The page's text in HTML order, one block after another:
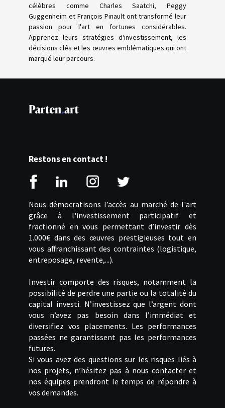
célèbres comme Charles Saatchi, Peggy
Guggenheim et François Pinault ont transformé leur
passion pour l'art en fortunes considérables.
Apprenez leurs stratégies d'investissement, les
décisions clés et les œuvres emblématiques qui ont
marqué leur parcours.
Restons en contact !
Nous démocratisons l’accès au marché de l'art
grâce à l'investissement participatif et
fractionné en vous permettant d’investir dès
1.000€ dans des œuvres prestigieuses tout en
vous affranchissant des contraintes (logistique,
entreposage, revente,...).
Investir comporte des risques, notamment la
possibilité de perdre une partie ou la totalité du
capital investi. N’investissez que l’argent dont
vous n’avez pas besoin dans l’immédiat et
diversifiez vos placements. Les performances
passées ne garantissent pas les performances
futures.
Si vous avez des questions sur les risques liés à
nos projets, n’hésitez pas à nous contacter et
nos équipes prendront le temps de répondre à
vos demandes.